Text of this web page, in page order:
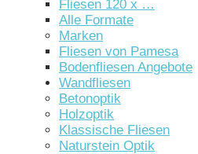
Fliesen 120 x …
Alle Formate
Marken
Fliesen von Pamesa
Bodenfliesen Angebote
Wandfliesen
Betonoptik
Holzoptik
Klassische Fliesen
Naturstein Optik